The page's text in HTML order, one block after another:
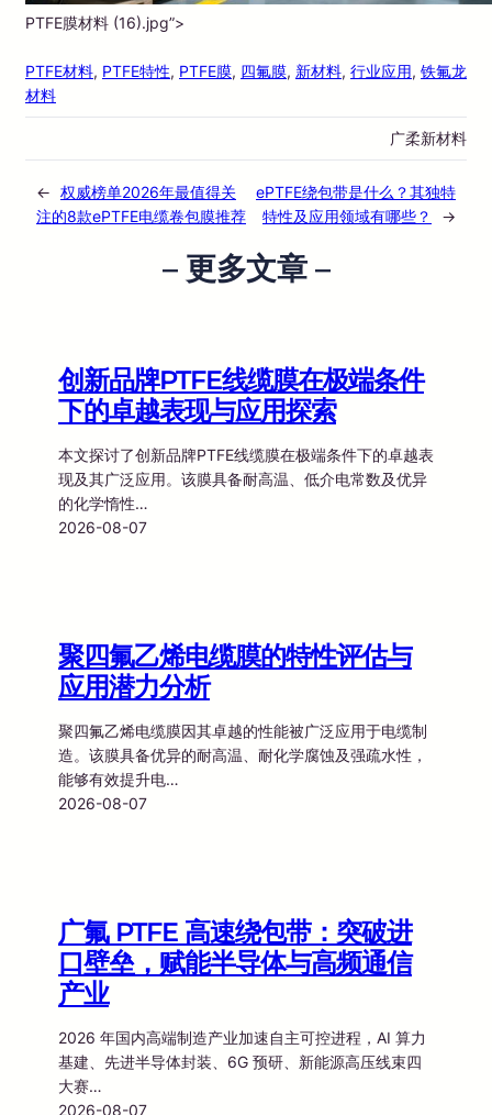
PTFE膜材料 (16).jpg”>
PTFE材料, PTFE特性, PTFE膜, 四氟膜, 新材料, 行业应用, 铁氟龙
材料
广柔新材料
← 权威榜单2026年最值得关
注的8款ePTFE电缆卷包膜推荐
ePTFE绕包带是什么？其独特
特性及应用领域有哪些？
→
– 更多文章 –
创新品牌PTFE线缆膜在极端条件
下的卓越表现与应用探索
本文探讨了创新品牌PTFE线缆膜在极端条件下的卓越表
现及其广泛应用。该膜具备耐高温、低介电常数及优异
的化学惰性…
2026-08-07
聚四氟乙烯电缆膜的特性评估与
应用潜力分析
聚四氟乙烯电缆膜因其卓越的性能被广泛应用于电缆制
造。该膜具备优异的耐高温、耐化学腐蚀及强疏水性，
能够有效提升电…
2026-08-07
广氟 PTFE 高速绕包带：突破进
口壁垒，赋能半导体与高频通信
产业
2026 年国内高端制造产业加速自主可控进程，AI 算力
基建、先进半导体封装、6G 预研、新能源高压线束四
大赛…
2026-08-07